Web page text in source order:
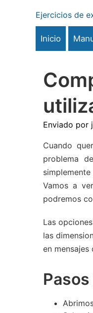
contenido
Ejercicios de
Inicio
Enviado por
Cuando
problema
Vamos a
podremos
Las
las
en